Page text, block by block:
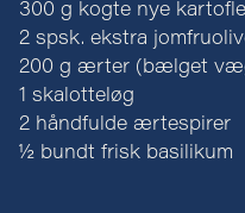
300 g kogte nye
2 spsk. ekstra
200 g ærter (bælget
1 skalotteløg
2 håndfulde ærtespirer
½ bundt frisk basilikum